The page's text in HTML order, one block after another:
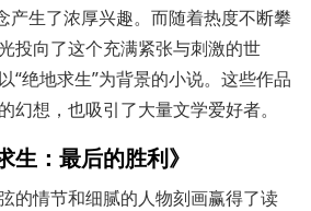
产生了浓厚兴趣。而随着热度不断攀
投向了这个充满紧张与刺激的世
“绝地求生”为背景的小说。这些作品
幻想，也吸引了大量文学爱好者。
生：最后的胜利》
的情节和细腻的人物刻画赢得了读